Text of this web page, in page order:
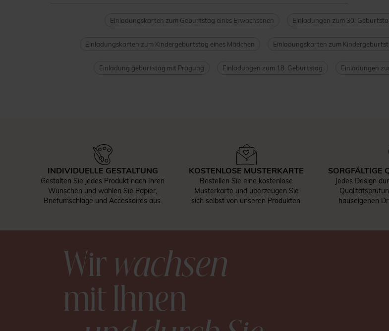
Einladungskarten zum Geburtstag eines Erwachsenen Einladungen zum 30.
Einladungskarten zum Kindergeburtstag eines Mädchen Einladungskarten zum
Einladung geburtstag mit Prägung Einladungen zum 18. Geburtstag Einladungen
INDIVIDUELLE GESTALTUNG
Gestalten Sie jedes Produkt nach Ihren
Wünschen und wählen Sie Papier,
Briefumschläge und Accessoires aus.
KOSTENLOSE MUSTERKARTE
Bestellen Sie eine kostenlose
Musterkarte und überzeugen Sie
sich selbst von unseren Produkten.
SORGFÄLTIGE
Jedes Design
hauseigenen
Wirwachsen
mit Ihnen